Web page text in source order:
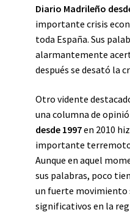
Diario Madrileño
importante crisis
toda España. Sus
alarmantemente
después se desató la
Otro vidente
una columna de
desde 1997en 2010
importante terremoto
Aunque en aquel
sus palabras, poco
un fuerte movimiento
significativos en la